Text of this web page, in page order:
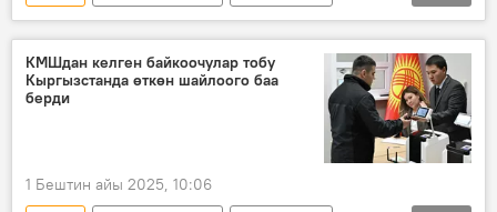
сот
Өмүрбек Бакиров
Камчыбек Ташиев
актоо чечим
КМШдан келген байкоочулар тобу
Кыргызстанда өткөн шайлоого баа
берди
1 Бештин айы 2025, 10:06